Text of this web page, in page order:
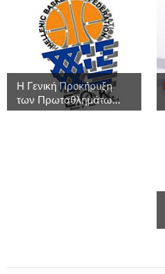
Η Γενική Προκήρυξη
των Πρωταθλημάτω...